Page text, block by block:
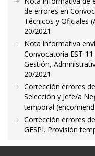
de errores en
Técnicos y Oficiales
20/2021
Nota informativa
Convocatoria EST-
Gestión,
20/2021
Corrección errores
Selección y Jefe/a
temporal
Corrección errores
GESPI. Provisión